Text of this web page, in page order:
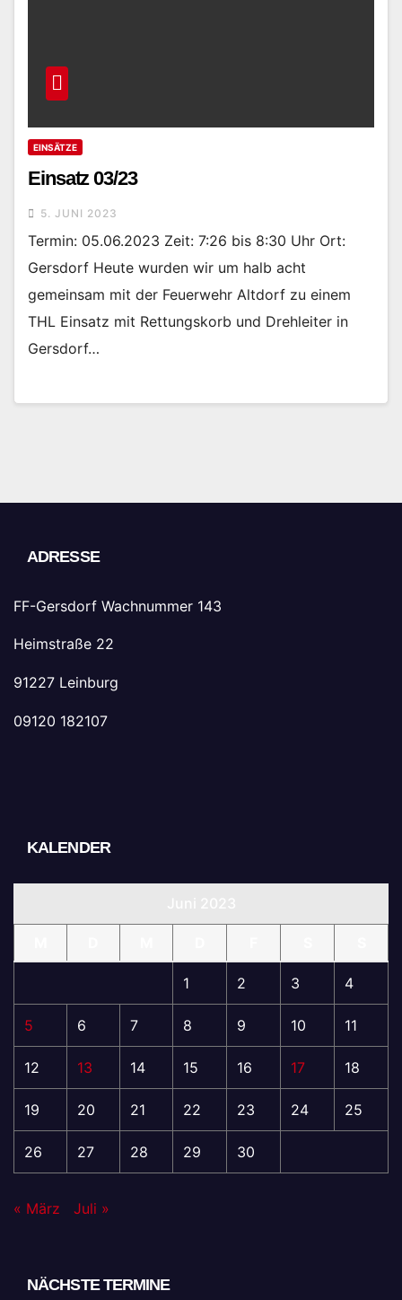
EINSÄTZE
Einsatz 03/23
5. JUNI 2023
Termin: 05.06.2023 Zeit: 7:26 bis 8:30 Uhr Ort:
Gersdorf Heute wurden wir um halb acht
gemeinsam mit der Feuerwehr Altdorf zu einem
THL Einsatz mit Rettungskorb und Drehleiter in
Gersdorf…
ADRESSE
FF-Gersdorf Wachnummer 143
Heimstraße 22
91227 Leinburg
09120 182107
KALENDER
1 2 3 4
5 6 7 8 9 10 11
12 13 14 15 16 17 18
19 20 21 22 23 24 25
26 27 28 29 30
« März Juli »
NÄCHSTE TERMINE